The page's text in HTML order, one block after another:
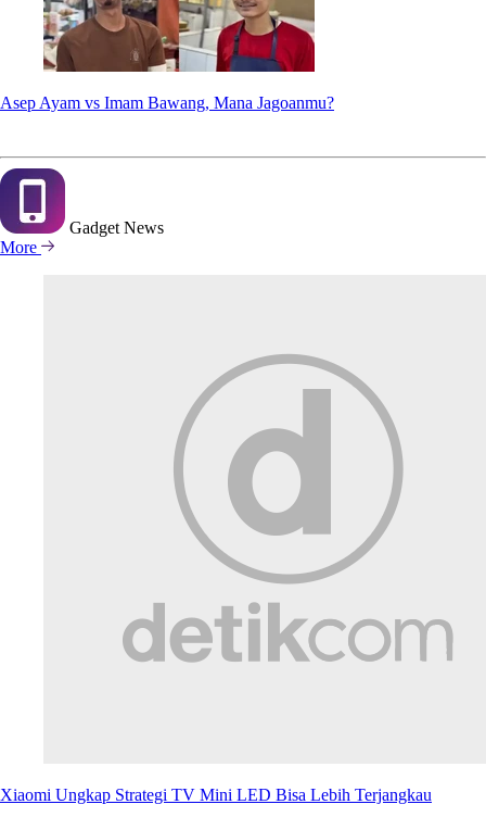
Asep Ayam vs Imam Bawang, Mana Jagoanmu?
Gadget News
More
Xiaomi Ungkap Strategi TV Mini LED Bisa Lebih Terjangkau